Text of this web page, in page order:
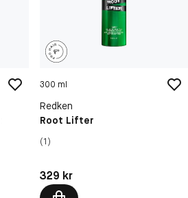
300 ml
Redken
Root Lifter
(1)
Pris: 329 kr
329 kr